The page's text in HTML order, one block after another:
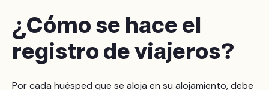
¿Cómo se hace el
registro de viajeros?
Por cada huésped que se aloja en su alojamiento, debe